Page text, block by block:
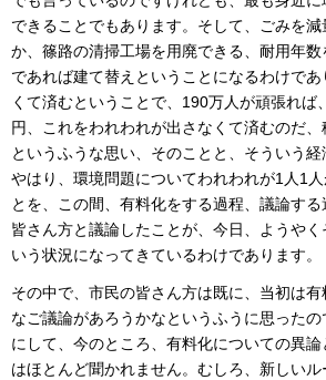
できることでもあります。そして、ごみを
か、篠路の清掃工場を用廃できる、耐用年
であれば建て替えということになるわけで
くて済むということで、190万人が頑張れば
円、これをわれわれが出さなくて済むのだ
というふうな思い、そのことと、そういう経
やはり、環境問題についてわれわれが1人1
とを、この間、有料化をする過程、議論す
皆さん方と議論したことが、今日、ようやく
いう状況になってきているわけであります。
その中で、市民の皆さん方は既に、当初は
なご議論があろうかなというふうに思った
にして、今のところ、有料化についての異
はほとんど聞かれません。むしろ、新しい